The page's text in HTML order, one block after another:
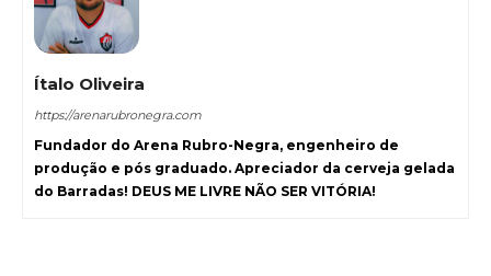
Ítalo Oliveira
https://arenarubronegra.com
Fundador do Arena Rubro-Negra, engenheiro de
produção e pós graduado. Apreciador da cerveja gelada
do Barradas! DEUS ME LIVRE NÃO SER VITÓRIA!